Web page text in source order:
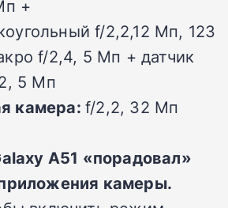
+
f/2,2,12 Мп, 123
f/2,4, 5 Мп + датчик
5 Мп
камера: f/2,2, 32 Мп
A51 «порадовал»
камеры.